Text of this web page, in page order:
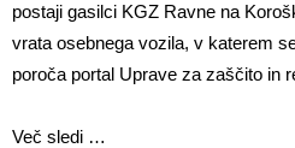
postaji gasilci KGZ Ravne na
vrata osebnega vozila, v katerem
poroča portal Uprave za zaščito in
Več sledi …